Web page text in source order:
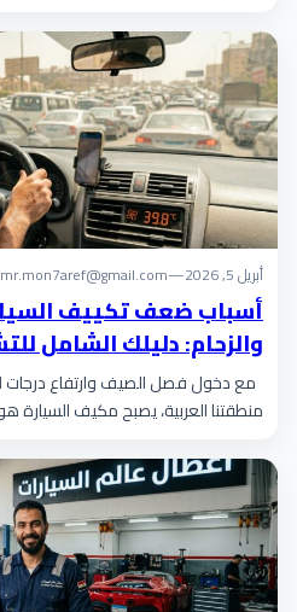
أبريل 5, 2026 —
mr.mon7aref@gmail.com
أسباب ضعف تكييف
والزحام: دليلك الشامل
النهائي
مع دخول فصل الصيف وارتفاع
منطقتنا العربية، يصبح مكيف السيارة